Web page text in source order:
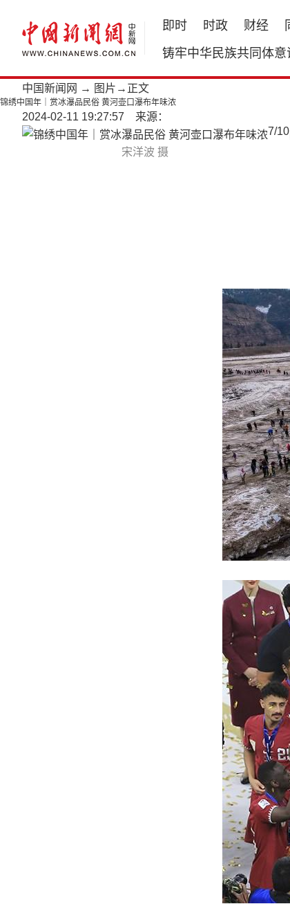
即时 时政 财经
铸牢中华民族共同体意
中国新闻网 → 图片 →正文
锦绣中国年｜赏冰瀑品民俗 黄河壶口瀑布年味浓
2024-02-11 19:27:57 来源：
宋洋波 摄
7/10